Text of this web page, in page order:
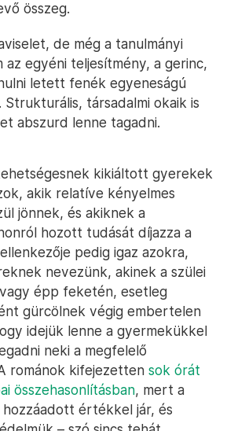
összeg.
de még a tanulmányi
az egyéni teljesítmény, a gerinc,
letett fenék egyeneságú
társadalmi okaik is
abszurd lenne tagadni.
kikiáltott gyerekek
akik relatíve kényelmes
jönnek, és akiknek a
hozott tudását díjazza a
pedig igaz azokra,
nevezünk, akinek a szülei
épp feketén, esetleg
gürcölnek végig embertelen
idejük lenne a gyermekükkel
neki a megfelelő
románok kifejezetten sok órát
összehasonlításban, mert a
értékkel jár, és